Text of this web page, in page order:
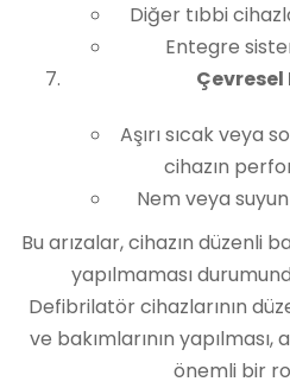
Diğer tıbbi
Entegre
Aşırı sıcak veya
cihazın
Nem veya
Bu arızalar, cihazın düzenli
yapılmaması
Defibrilatör cihazlarının
ve bakımlarının
önemli bir